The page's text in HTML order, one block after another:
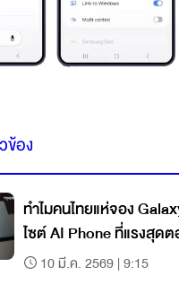
ข้อง
ทำไมคนไทยแห่จอง
ไซต์ AI Phone ที่แรงสุด
10 มี.ค. 2569 | 9:15